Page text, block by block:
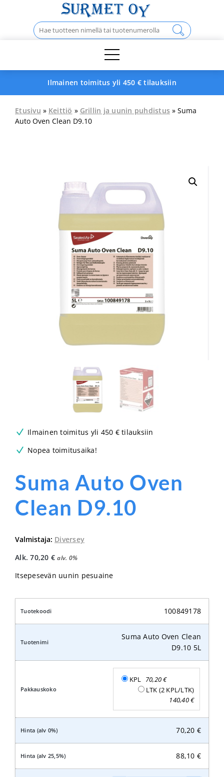
Haku:
Ilmainen toimitus yli 450 € tilauksiin
Etusivu » Keittiö » Grillin ja uunin puhdistus » Suma
Auto Oven Clean D9.10
Ilmainen toimitus yli 450 € tilauksiin
Nopea toimitusaika!
Suma Auto Oven
Clean D9.10
Valmistaja: Diversey
Alk.70,20 € alv. 0%
Itsepesevän uunin pesuaine
100849178
Suma Auto Oven Clean
D9.10 5L
KPL 70,20€
LTK (2 KPL/LTK)
140,40€
70,20 €
88,10 €